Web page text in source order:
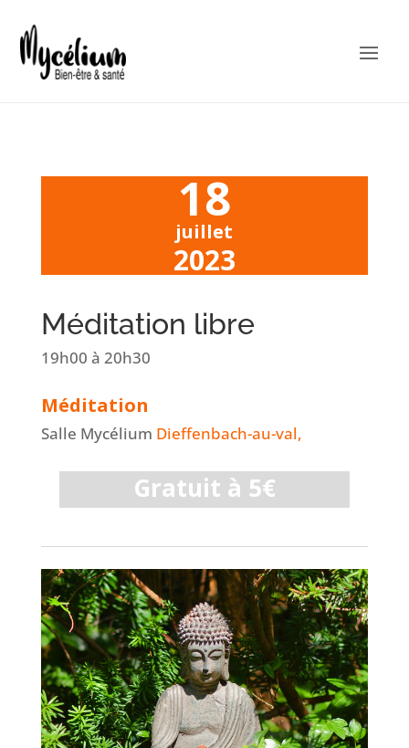
18
juillet
2023
Méditation libre
19h00 à 20h30
Méditation
Salle Mycélium Dieffenbach-au-val,
Gratuit à 5€